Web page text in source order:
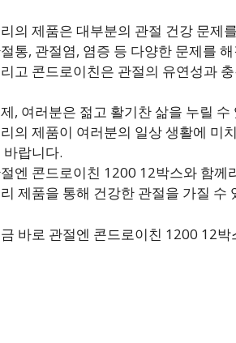
의 제품은 대부분의 관절 건강 문제
통, 관절염, 염증 등 다양한 문제를
고 콘드로이친은 관절의 유연성과
, 여러분은 젊고 활기찬 삶을 누릴 수
의 제품이 여러분의 일상 생활에 미
바랍니다.
엔 콘드로이친 1200 12박스와 함께
제품을 통해 건강한 관절을 가질 수
바로 관절엔 콘드로이친 1200 12